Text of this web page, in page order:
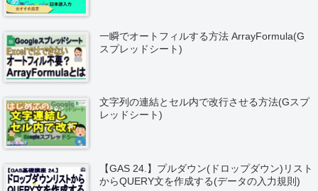
一瞬でオートフィルする方法 ArrayFormula(G
スプレッドシート)
文字列の連結とセル内で改行させる方法(Gスプ
レッドシート)
【GAS 24.】プルダウン(ドロップダウン)リスト
からQUERY文を作成する(データの入力規則)